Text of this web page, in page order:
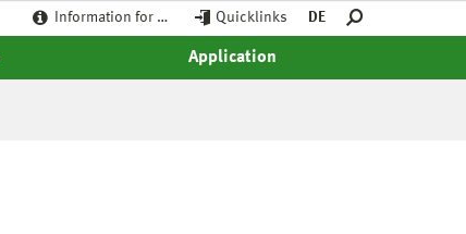
Information for … Quicklinks DE
Application